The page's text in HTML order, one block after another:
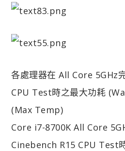
各處理器在 All Core 5GHz
CPU Test時之最大功耗
(Max Temp)
Core i7-8700K All Core
Cinebench R15 CPU Test